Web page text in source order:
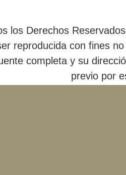
los Derechos
reproducida con fines
completa y su
previo por